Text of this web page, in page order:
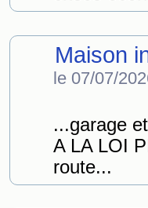
Maison
le 07/07/
...garage
A LA LOI
route...